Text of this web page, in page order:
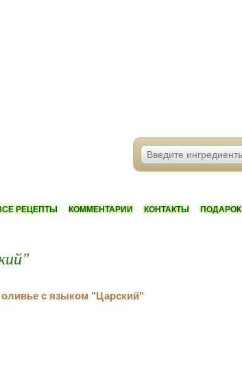
РЕЦЕПТЫ КОММЕНТАРИИ КОНТАКТЫ ПОДАРОК